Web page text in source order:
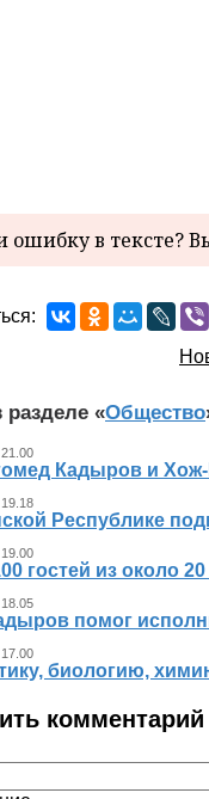
в тексте?
разделе «Общество
Кадыров и Хож-
Республике
гостей из около
помог
биологию,
комментарий